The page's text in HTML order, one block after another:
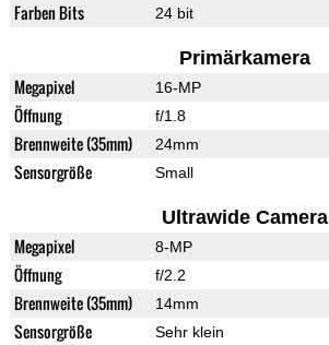
Farben Bits 24 bit
Primärkamera
Megapixel 16-MP
Öffnung f/1.8
Brennweite (35mm) 24mm
Sensorgröße Small
Ultrawide Camera
Megapixel 8-MP
Öffnung f/2.2
Brennweite (35mm) 14mm
Sensorgröße Sehr klein